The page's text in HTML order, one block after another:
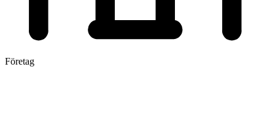
Företag